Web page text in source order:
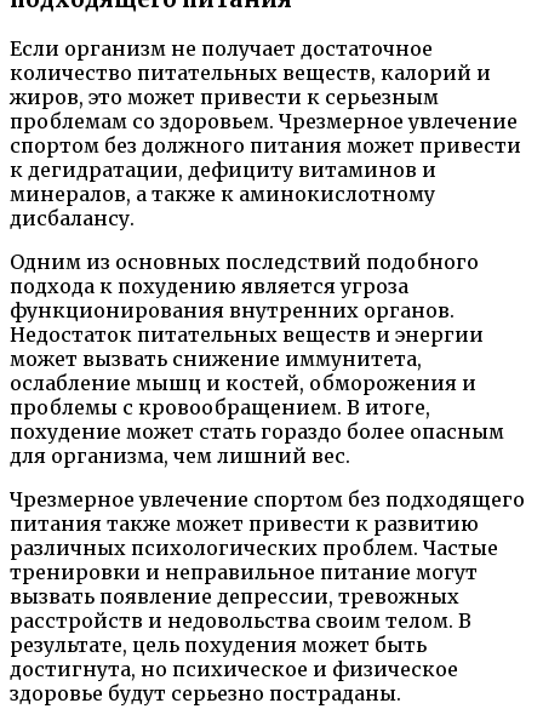
Если организм не получает достаточное
количество питательных веществ, калорий и
жиров, это может привести к серьезным
проблемам со здоровьем. Чрезмерное увлечение
спортом без должного питания может привести
к дегидратации, дефициту витаминов и
минералов, а также к аминокислотному
дисбалансу.
Одним из основных последствий подобного
подхода к похудению является угроза
функционирования внутренних органов.
Недостаток питательных веществ и энергии
может вызвать снижение иммунитета,
ослабление мышц и костей, обморожения и
проблемы с кровообращением. В итоге,
похудение может стать гораздо более опасным
для организма, чем лишний вес.
Чрезмерное увлечение спортом без подходящего
питания также может привести к развитию
различных психологических проблем. Частые
тренировки и неправильное питание могут
вызвать появление депрессии, тревожных
расстройств и недовольства своим телом. В
результате, цель похудения может быть
достигнута, но психическое и физическое
здоровье будут серьезно постраданы.